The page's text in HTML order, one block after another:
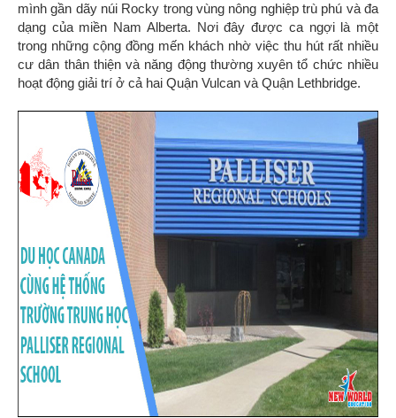
mình gần dãy núi Rocky trong vùng nông nghiệp trù phú và đa
dạng của miền Nam Alberta. Nơi đây được ca ngợi là một
trong những cộng đồng mến khách nhờ việc thu hút rất nhiều
cư dân thân thiện và năng động thường xuyên tổ chức nhiều
hoạt động giải trí ở cả hai Quận Vulcan và Quận Lethbridge.